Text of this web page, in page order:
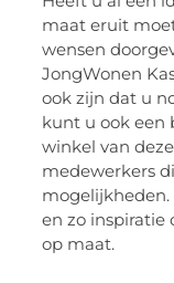
maat eruit
wensen
JongWonen
ook zijn dat u
kunt u ook een
winkel van
medewerkers
en zo inspiratie
op maat.